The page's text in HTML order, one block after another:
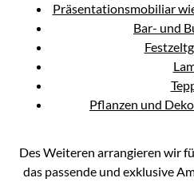
Präsentationsmobiliar
Bar- und
Pflanzen und
Des Weiteren arrangieren wir
das passende und exklusive